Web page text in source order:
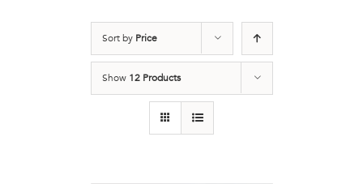
Sort by Price
Show 12 Products